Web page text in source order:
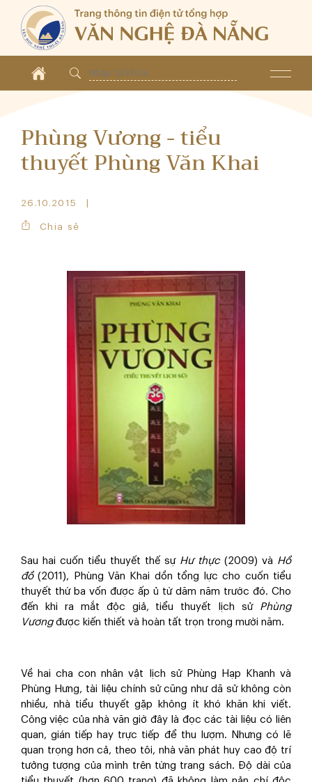
Phùng Vương - tiểu
thuyết Phùng Văn Khai
26.10.2015
Chia sẻ
Sau hai cuốn tiểu thuyết thế sự Hư thực(2009) và Hồ
đồ(2011), Phùng Văn Khai dồn tổng lực cho cuốn tiểu
thuyết thứ ba vốn được ấp ủ từ dăm năm trước đó. Cho
đến khi ra mắt độc giả, tiểu thuyết lịch sử Phùng
Vươngđược kiến thiết và hoàn tất trọn trong mười năm.
Về hai cha con nhân vật lịch sử Phùng Hạp Khanh và
Phùng Hưng, tài liệu chính sử cũng như dã sử không còn
nhiều, nhà tiểu thuyết gặp không ít khó khăn khi viết.
Công việc của nhà văn giờ đây là đọc các tài liệu có liên
quan, gián tiếp hay trực tiếp để thu lượm. Nhưng có lẽ
quan trọng hơn cả, theo tôi, nhà văn phát huy cao độ trí
tưởng tượng của mình trên từng trang sách. Độ dài của